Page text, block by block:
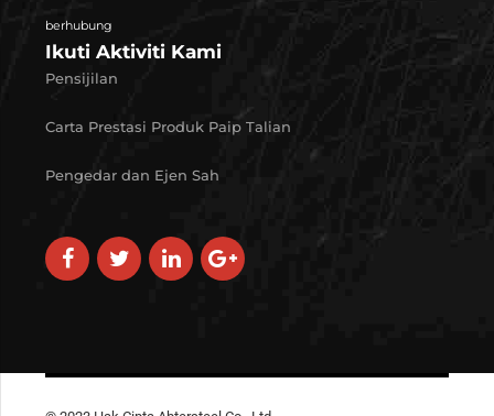
berhubung
Ikuti Aktiviti Kami
Pensijilan
Carta Prestasi Produk Paip Talian
Pengedar dan Ejen Sah